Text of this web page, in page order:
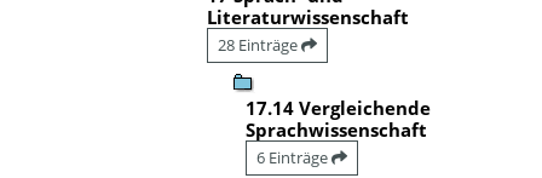
Literaturwissenschaft
28 Einträge
17.14 Vergleichende
Sprachwissenschaft
6 Einträge